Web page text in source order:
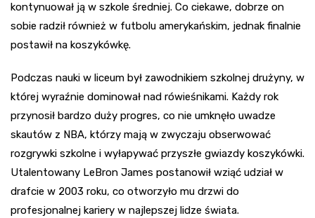
kontynuował ją w szkole średniej. Co ciekawe, dobrze on
sobie radził również w futbolu amerykańskim, jednak finalnie
postawił na koszykówkę.
Podczas nauki w liceum był zawodnikiem szkolnej drużyny, w
której wyraźnie dominował nad rówieśnikami. Każdy rok
przynosił bardzo duży progres, co nie umknęło uwadze
skautów z NBA, którzy mają w zwyczaju obserwować
rozgrywki szkolne i wyłapywać przyszłe gwiazdy koszykówki.
Utalentowany LeBron James postanowił wziąć udział w
drafcie w 2003 roku, co otworzyło mu drzwi do
profesjonalnej kariery w najlepszej lidze świata.